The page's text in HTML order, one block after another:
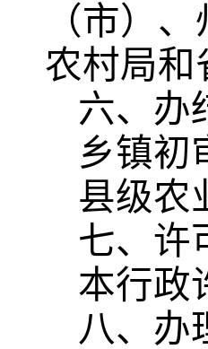
（市）
农村局和
六、办
乡镇初
县级农
七、许
本行政
八、办